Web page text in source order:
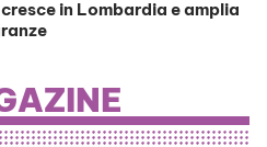
in Lombardia e amplia